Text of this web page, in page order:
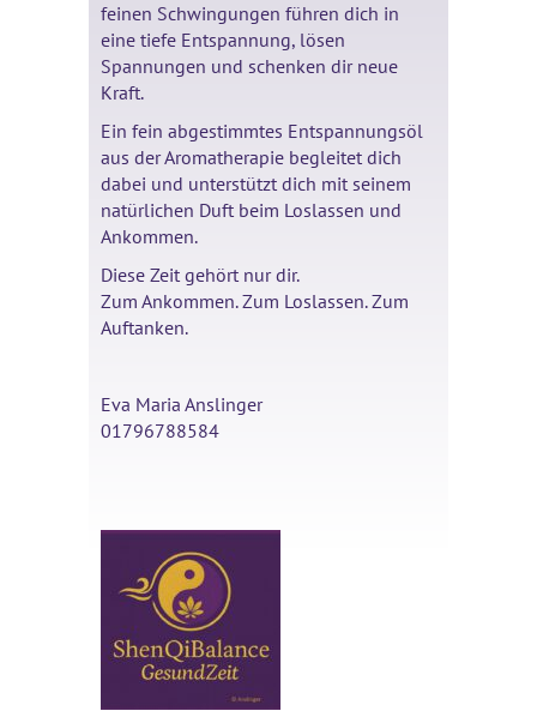
feinen Schwingungen führen dich in
eine tiefe Entspannung, lösen
Spannungen und schenken dir neue
Kraft.
Ein fein abgestimmtes Entspannungsöl
aus der Aromatherapie begleitet dich
dabei und unterstützt dich mit seinem
natürlichen Duft beim Loslassen und
Ankommen.
Diese Zeit gehört nur dir.
Zum Ankommen. Zum Loslassen. Zum
Auftanken.
Eva Maria Anslinger
01796788584